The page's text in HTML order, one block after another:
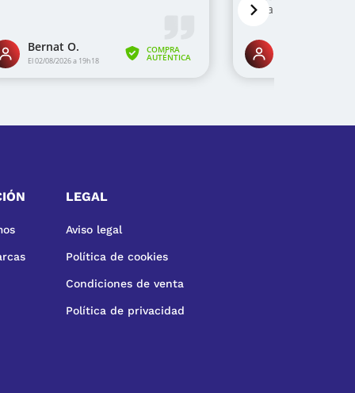
LEGAL
Aviso legal
Política de cookies
Condiciones de venta
Política de privacidad